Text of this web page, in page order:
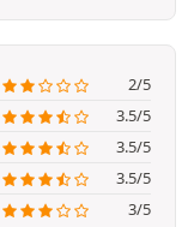
2/5
3.5/5
3.5/5
3.5/5
3/5